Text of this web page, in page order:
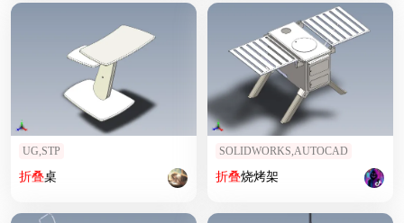
UG,STP
折叠桌
SOLIDWORKS,AUTOCAD
折叠烧烤架